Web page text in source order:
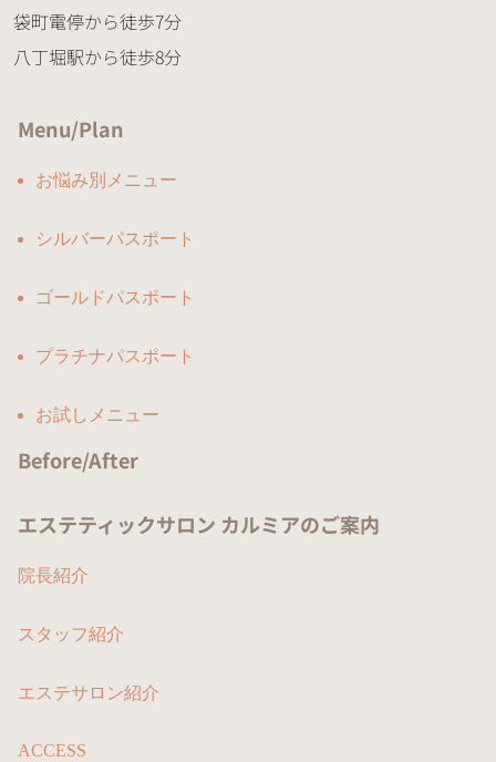
袋町電停から徒歩7分
八丁堀駅から徒歩8分
Menu/Plan
お悩み別メニュー
シルバーパスポート
ゴールドパスポート
プラチナパスポート
お試しメニュー
Before/After
エステティックサロン カルミアのご案内
院長紹介
スタッフ紹介
エステサロン紹介
ACCESS